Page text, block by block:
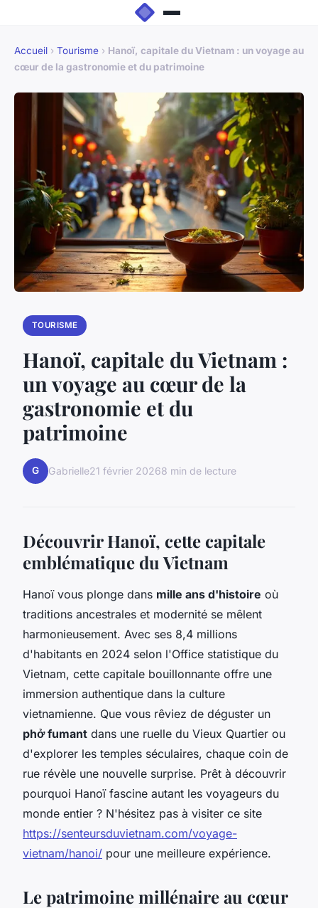
Accueil › Tourisme › Hanoï, capitale du Vietnam : un voyage au
cœur de la gastronomie et du patrimoine
TOURISME
Hanoï, capitale du Vietnam :
un voyage au cœur de la
gastronomie et du
patrimoine
G Gabrielle21 février 20268 min de lecture
Découvrir Hanoï, cette capitale
emblématique du Vietnam
Hanoï vous plonge dans mille ans d'histoire où
traditions ancestrales et modernité se mêlent
harmonieusement. Avec ses 8,4 millions
d'habitants en 2024 selon l'Office statistique du
Vietnam, cette capitale bouillonnante offre une
immersion authentique dans la culture
vietnamienne. Que vous rêviez de déguster un
phở fumant dans une ruelle du Vieux Quartier ou
d'explorer les temples séculaires, chaque coin de
rue révèle une nouvelle surprise. Prêt à découvrir
pourquoi Hanoï fascine autant les voyageurs du
monde entier ? N'hésitez pas à visiter ce site
https://senteursduvietnam.com/voyage-
vietnam/hanoi/ pour une meilleure expérience.
Le patrimoine millénaire au cœur